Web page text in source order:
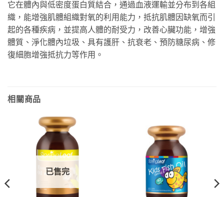
它在體內與低密度蛋白質結合，通過血液運輸並分布到各組
織，能增強肌體組織對氧的利用能力，抵抗肌體因缺氧而引
起的各種疾病，並提高人體的耐受力，改善心臟功能，增強
體質、淨化體內垃圾、具有護肝、抗衰老、預防糖尿病、修
復細胞增強抵抗力等作用。
相關商品
已售完